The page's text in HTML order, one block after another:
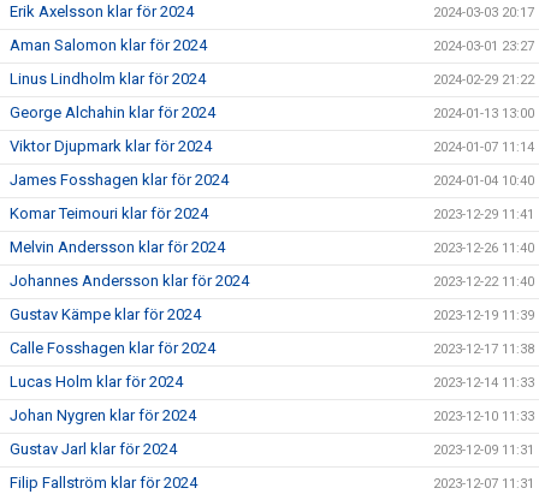
Erik Axelsson klar för 2024 2024-03-03 20:17
Aman Salomon klar för 2024 2024-03-01 23:27
Linus Lindholm klar för 2024 2024-02-29 21:22
George Alchahin klar för 2024 2024-01-13 13:00
Viktor Djupmark klar för 2024 2024-01-07 11:14
James Fosshagen klar för 2024 2024-01-04 10:40
Komar Teimouri klar för 2024 2023-12-29 11:41
Melvin Andersson klar för 2024 2023-12-26 11:40
Johannes Andersson klar för 2024 2023-12-22 11:40
Gustav Kämpe klar för 2024 2023-12-19 11:39
Calle Fosshagen klar för 2024 2023-12-17 11:38
Lucas Holm klar för 2024 2023-12-14 11:33
Johan Nygren klar för 2024 2023-12-10 11:33
Gustav Jarl klar för 2024 2023-12-09 11:31
Filip Fallström klar för 2024 2023-12-07 11:31